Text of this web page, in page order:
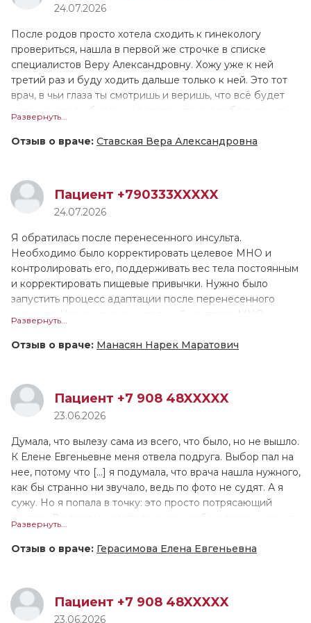
сделала всё, что требовалось. Особо хотелось бы
диагностику, она действовала очень бережно, в отличие
от многих других врачей, которых я посещала ранее.
ещё ни 1 врач не принимал меня настолько долго!
Валентина Геннадьевна назначила лечение, и сейчас мы
поддерживаем связь, контролируем моё состояние.
Причём она не только подробно расписала как
принимать препараты, но и устно всё проговорила. У
меня довольно сложный, не рядовой случай, поэтому
ритм пока не восстановился, но мы надеемся, что всё
наладится. Если это лечение не поможет, в августе
снова обращусь к В.Г. Тарасовой.
24.07.2026
После родов просто хотела сходить к гинекологу
провериться, нашла в первой же строчке в списке
специалистов Веру Александровну. Хожу уже к ней
третий раз и буду ходить дальше только к ней. Это тот
врач, в чьи глаза ты смотришь и веришь, что всё будет
хорошо, что ты будешь здорова, что она тебя вылечит,
работу, как будто она знает всё о всех болезнях и
Суперврач, очень бережное отношение, шутит, смеётся,
объясняет всё дословно, очень образованна и
квалифицированна. Не стесняясь можно задавать любые
вопросы, тебе на них ответят, очень располагает к себе,
улыбается. Меня удивляет, что я прихожу к ней раз в
год, а она всё знает, что было год назад, с чем я к ней
приходила до этого, она всё помнит. Мне всегда
попадались грубые специалисты в этой сфере, идя на
приём, я думала будет так же, и не важно, была ли я в
частной клинике или нет, но Вера Александровна такая
переживает за каждого своего пациента искренне, а не
просто для галочки, как часто бывает. Приём длился 40
Развернуть...
Отзыв о враче: Ставская Вера Александровна
Пациент +790333XXXXX
24.07.2026
Я обратилась после перенесенного инсульта.
Необходимо было корректировать целевое МНО и
контролировать его, поддерживать вес тела постоянным
и корректировать пищевые привычки. Нужно было
запустить процесс адаптации после перенесенного
инсульта. Назначил еженедельный контроль МНО.
предельно точно и понятно. Общее впечатление о
Доктор очень знающий, компетентный, глубокий, знает
хорошо кардиологию и неврологию. Доктор очень
аккуратный, ответственный, очень позитивный человек.
Развернуть...
Отзыв о враче: Манасян Нарек Маратович
Пациент +7 908 48XXXXX
23.06.2026
Думала, что вылезу сама из всего, что было, но не вышло.
К Елене Евгеньевне меня отвела подруга. Выбор пал на
нее, потому что [...] я подумала, что врача нашла нужного,
как бы странно ни звучало, ведь по фото не судят. А я
сужу. Но я попала в точку: это просто потрясающий
доктор. Во-первых, расположила к себе с первых минут
меня. Лечение не пришлось подбирать долго, Елена
она слушала и не перебивала, как убеждала, что все
трудности временны, просто нужно помочь психике
Развернуть...
Отзыв о враче: Герасимова Елена Евгеньевна
Пациент +7 908 48XXXXX
23.06.2026